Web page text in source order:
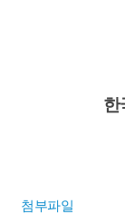
한
첨부파일